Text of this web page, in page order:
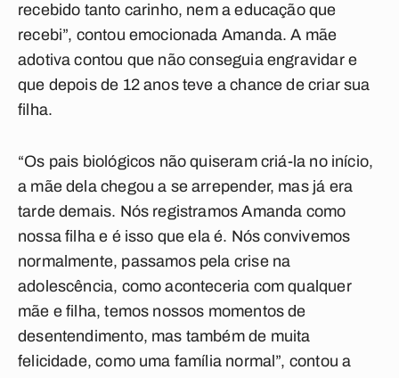
recebido tanto carinho, nem a educação que
recebi”, contou emocionada Amanda. A mãe
adotiva contou que não conseguia engravidar e
que depois de 12 anos teve a chance de criar sua
filha.
“Os pais biológicos não quiseram criá-la no início,
a mãe dela chegou a se arrepender, mas já era
tarde demais. Nós registramos Amanda como
nossa filha e é isso que ela é. Nós convivemos
normalmente, passamos pela crise na
adolescência, como aconteceria com qualquer
mãe e filha, temos nossos momentos de
desentendimento, mas também de muita
felicidade, como uma família normal”, contou a